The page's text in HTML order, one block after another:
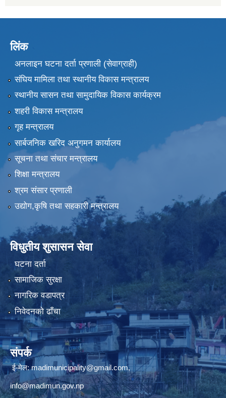
लिंक
अनलाइन घटना दर्ता प्रणाली (सेवाग्राही)
संघिय मामिला तथा स्थानीय विकास मन्त्रालय
स्थानीय सासन तथा सामुदायिक विकास कार्यक्रम
शहरी विकास मन्त्रालय
गृह मन्त्रालय
सार्बजनिक खरिद अनुगमन कार्यालय
सूचना तथा संचार मन्त्रालय
शिक्षा मन्त्रालय
श्रम संसार प्रणाली
उद्योग,कृषि तथा सहकारी मन्त्रालय
विधुतीय शुसासन सेवा
घटना दर्ता
सामाजिक सुरक्षा
नागरिक वडापत्र
निवेदनको ढाँचा
संपर्क
ई-मेल: madimunicipality@gmail.com,
info@madimun.gov.np